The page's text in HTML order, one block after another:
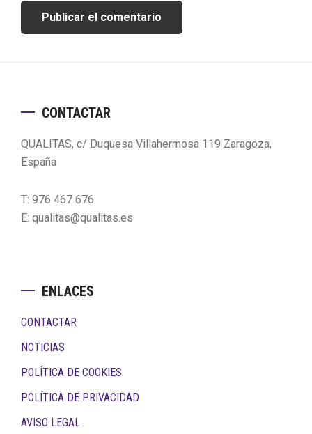
FooterCONTACTAR
QUALITAS, c/ Duquesa Villahermosa 119 Zaragoza,
España
T: 976 467 676
E: qualitas@qualitas.es
ENLACES
CONTACTAR
NOTICIAS
POLÍTICA DE COOKIES
POLÍTICA DE PRIVACIDAD
AVISO LEGAL